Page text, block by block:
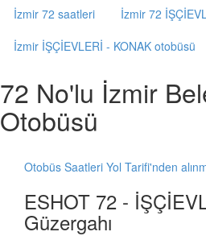
İzmir 72 saatleri
İzmir 72
İzmir İŞÇİEVLERİ - KONAK otobüsü
72 No'lu İzmir
Otobüsü
Otobüs Saatleri Yol Tarifi'nden
ESHOT 72 -
Güzergahı